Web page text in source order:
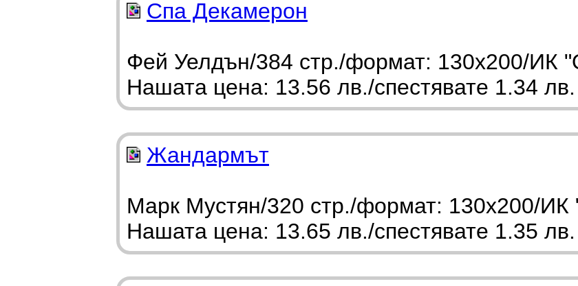
Спа Декамерон
Фей Уелдън/384 стр./формат: 130х200/ИК
Нашата цена: 13.56 лв./спестявате 1.34 лв.
Жандармът
Марк Мустян/320 стр./формат: 130х200/ИК
Нашата цена: 13.65 лв./спестявате 1.35 лв.